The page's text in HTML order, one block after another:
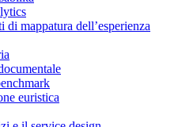
di mappatura dell’esperienza
euristica